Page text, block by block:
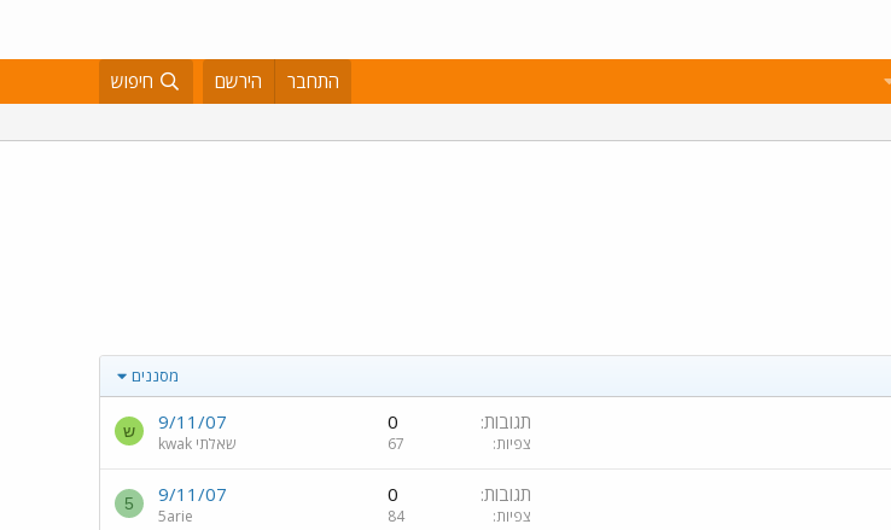
התחבר הירשם חיפוש
מסננים
תגובות 0
צפיות 67
9/11/07
שאלתי kwak
ש
תגובות 0
צפיות 84
9/11/07
5arie
5